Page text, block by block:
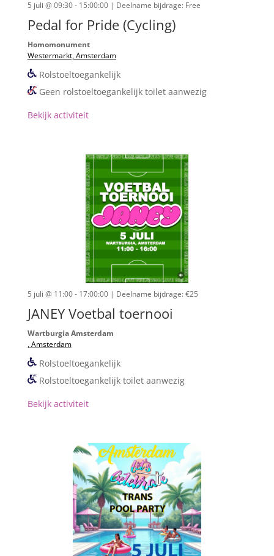
5 juli @ 09:30 - 15:00:00 | Deelname bijdrage: Free
Pedal for Pride (Cycling)
Homomonument
Westermarkt, Amsterdam
Rolstoeltoegankelijk
Geen rolstoeltoegankelijk toilet aanwezig
Bekijk activiteit
5 juli @ 11:00 - 17:00:00 | Deelname bijdrage: €25
JANEY Voetbal toernooi
Wartburgia Amsterdam
, Amsterdam
Rolstoeltoegankelijk
Rolstoeltoegankelijk toilet aanwezig
Bekijk activiteit